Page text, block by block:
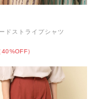
ドストライプシャツ
40%OFF）